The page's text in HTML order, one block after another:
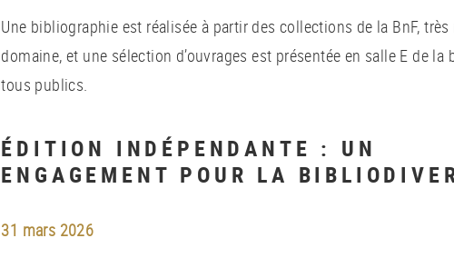
Une bibliographie est réalisée à partir des collections de la BnF,
domaine, et une sélection d’ouvrages est présentée en salle E de la
tous publics.
ÉDITION INDÉPENDANTE : UN
ENGAGEMENT POUR LA
31 mars 2026